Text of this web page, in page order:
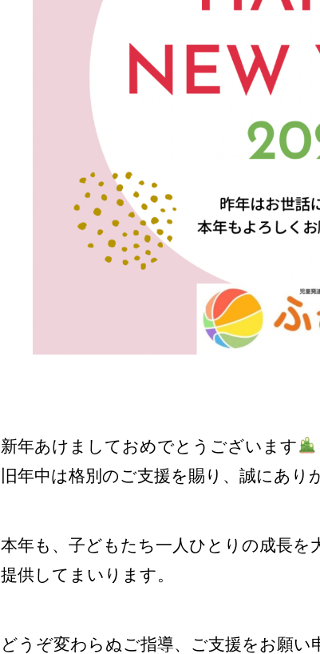
新年あけましておめでとうございます
旧年中は格別のご支援を賜り、誠にあり
本年も、子どもたち一人ひとりの成長を
提供してまいります。
どうぞ変わらぬご指導、ご支援をお願